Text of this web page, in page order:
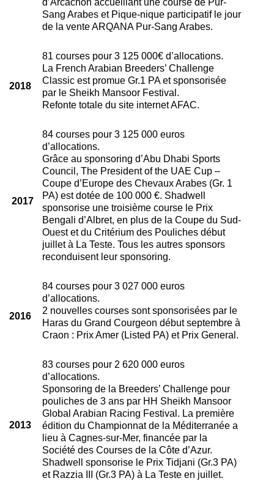
Sang Arabes et Pique-nique participatif le jour
de la vente ARQANA Pur-Sang Arabes.
2018
81 courses pour 3 125 000€ d’allocations.
La French Arabian Breeders’ Challenge
Classic est promue Gr.1 PA et sponsorisée
par le Sheikh Mansoor Festival.
Refonte totale du site internet AFAC.
2017
84 courses pour 3 125 000 euros
d’allocations.
Grâce au sponsoring d’Abu Dhabi Sports
Council, The President of the UAE Cup –
Coupe d’Europe des Chevaux Arabes (Gr. 1
PA) est dotée de 100 000 €. Shadwell
sponsorise une troisième course le Prix
Bengali d’Albret, en plus de la Coupe du Sud-
Ouest et du Critérium des Pouliches début
juillet à La Teste. Tous les autres sponsors
reconduisent leur sponsoring.
2016
84 courses pour 3 027 000 euros
d’allocations.
2 nouvelles courses sont sponsorisées par le
Haras du Grand Courgeon début septembre à
Craon : Prix Amer (Listed PA) et Prix General.
2013
83 courses pour 2 620 000 euros
d’allocations.
Sponsoring de la Breeders’ Challenge pour
pouliches de 3 ans par HH Sheikh Mansoor
Global Arabian Racing Festival. La première
édition du Championnat de la Méditerranée a
lieu à Cagnes-sur-Mer, financée par la
Société des Courses de la Côte d’Azur.
Shadwell sponsorise le Prix Tidjani (Gr.3 PA)
et Razzia III (Gr.3 PA) à La Teste en juillet.